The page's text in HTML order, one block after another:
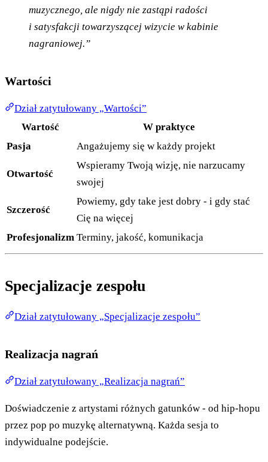
muzycznego, ale nigdy nie zastąpi radości
i satysfakcji towarzyszącej wizycie w kabinie
nagraniowej.”
Wartości
Dział zatytułowany „Wartości”
Wartość
W praktyce
Pasja
Angażujemy się w każdy projekt
Otwartość
Wspieramy Twoją wizję, nie narzucamy
swojej
Szczerość
Powiemy, gdy take jest dobry - i gdy stać
Cię na więcej
Profesjonalizm Terminy, jakość, komunikacja
Specjalizacje zespołu
Dział zatytułowany „Specjalizacje zespołu”
Realizacja nagrań
Dział zatytułowany „Realizacja nagrań”
Doświadczenie z artystami różnych gatunków - od hip-hopu
przez pop po muzykę alternatywną. Każda sesja to
indywidualne podejście.